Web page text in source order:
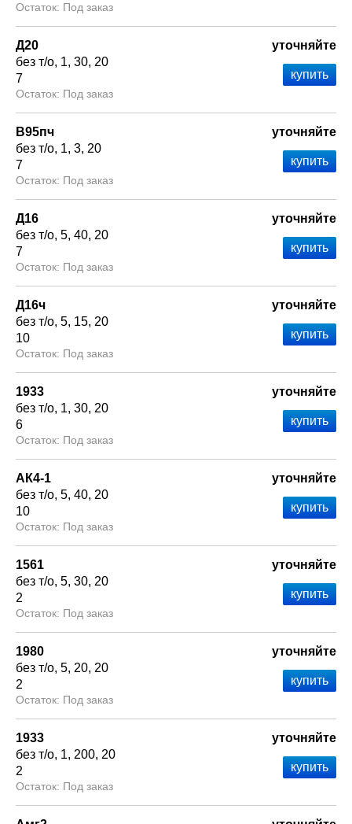
Под заказ
Д20
без т/о 1 30 20
7
Под заказ
уточняйте
В95пч
без т/о 1 3 20
7
Под заказ
уточняйте
Д16
без т/о 5 40 20
7
Под заказ
уточняйте
Д16ч
без т/о 5 15 20
10
Под заказ
уточняйте
1933
без т/о 1 30 20
6
Под заказ
уточняйте
АК4-1
без т/о 5 40 20
10
Под заказ
уточняйте
1561
без т/о 5 30 20
2
Под заказ
уточняйте
1980
без т/о 5 20 20
2
Под заказ
уточняйте
1933
без т/о 1 200 20
2
Под заказ
уточняйте